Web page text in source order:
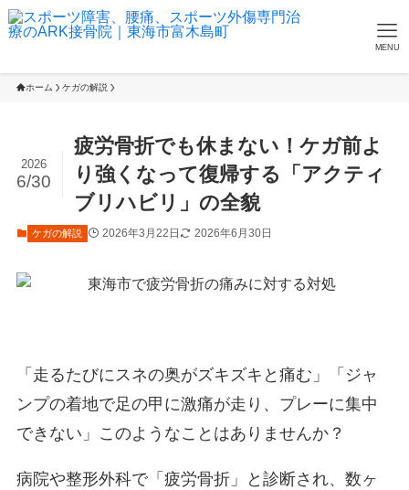
MENU
ホーム ケガの解説
疲労骨折でも休まない！ケガ前よ
り強くなって復帰する「アクティ
ブリハビリ」の全貌
2026
6/30
ケガの解説 2026年3月22日 2026年6月30日
「走るたびにスネの奥がズキズキと痛む」「ジャ
ンプの着地で足の甲に激痛が走り、プレーに集中
できない」このようなことはありませんか？
病院や整形外科で「疲労骨折」と診断され、数ヶ